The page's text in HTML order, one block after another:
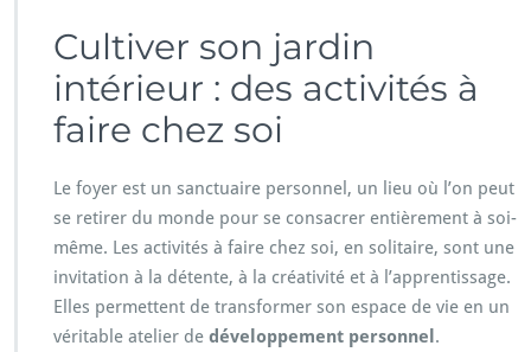
Cultiver son jardin
intérieur : des activités à
faire chez soi
Le foyer est un sanctuaire personnel, un lieu où l’on peut
se retirer du monde pour se consacrer entièrement à soi-
même. Les activités à faire chez soi, en solitaire, sont une
invitation à la détente, à la créativité et à l’apprentissage.
Elles permettent de transformer son espace de vie en un
véritable atelier de développement personnel .